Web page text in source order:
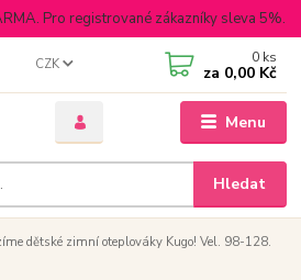
Pro registrované zákazníky sleva 5%.
Menu
CZK
Hledat
0 ks
za 0,00 Kč
dětské zimní oteplováky Kugo! Vel. 98-128.